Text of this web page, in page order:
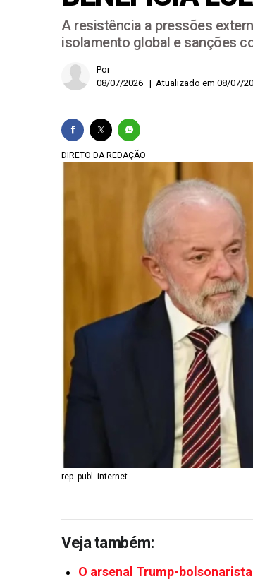
Em
IA no
A resistência a pressões
isolamento global e sanções
Por
08/07/2026 | Atualizado em 08/07/
DIRETO DA REDAÇÃO
rep. publ. internet
Veja também:
O arsenal Trump-